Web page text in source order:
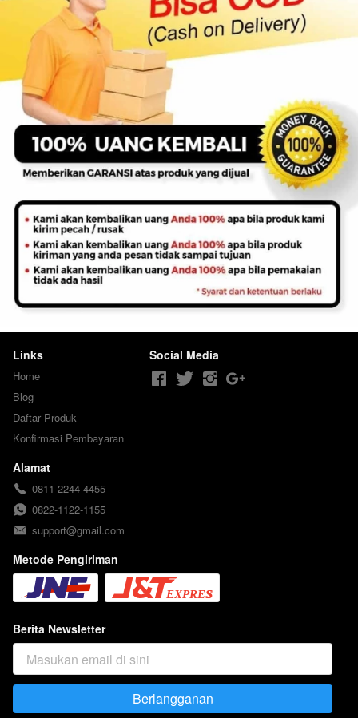
Links
Home
Blog
Daftar Produk
Konfirmasi Pembayaran
Social Media
Alamat
0811-2244-4455
0822-1122-1155
support@gmail.com
Metode Pengiriman
Berita Newsletter
`Berlangganan